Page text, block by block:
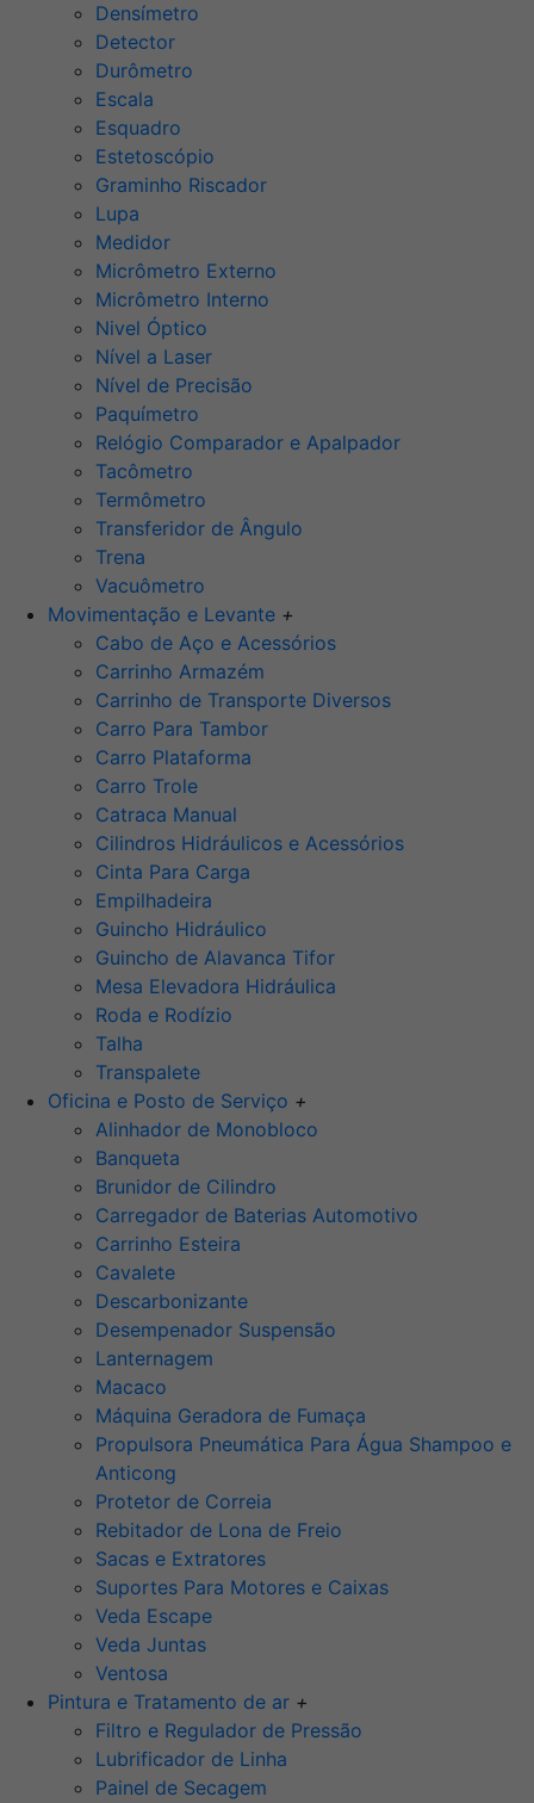
Densímetro
Detector
Durômetro
Escala
Esquadro
Estetoscópio
Graminho Riscador
Lupa
Medidor
Micrômetro Externo
Micrômetro Interno
Nivel Óptico
Nível a Laser
Nível de Precisão
Paquímetro
Relógio Comparador e Apalpador
Tacômetro
Termômetro
Transferidor de Ângulo
Trena
Vacuômetro
Movimentação e Levante +
Cabo de Aço e Acessórios
Carrinho Armazém
Carrinho de Transporte Diversos
Carro Para Tambor
Carro Plataforma
Carro Trole
Catraca Manual
Cilindros Hidráulicos e Acessórios
Cinta Para Carga
Empilhadeira
Guincho Hidráulico
Guincho de Alavanca Tifor
Mesa Elevadora Hidráulica
Roda e Rodízio
Talha
Transpalete
Oficina e Posto de Serviço +
Alinhador de Monobloco
Banqueta
Brunidor de Cilindro
Carregador de Baterias Automotivo
Carrinho Esteira
Cavalete
Descarbonizante
Desempenador Suspensão
Lanternagem
Macaco
Máquina Geradora de Fumaça
Propulsora Pneumática Para Água Shampoo e
Anticong
Protetor de Correia
Rebitador de Lona de Freio
Sacas e Extratores
Suportes Para Motores e Caixas
Veda Escape
Veda Juntas
Ventosa
Pintura e Tratamento de ar +
Filtro e Regulador de Pressão
Lubrificador de Linha
Painel de Secagem